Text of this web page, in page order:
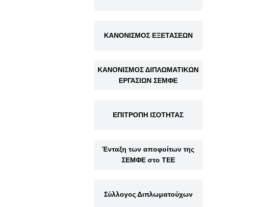
ΚΑΝΟΝΙΣΜΟΣ ΕΞΕΤΑΣΕΩΝ
ΚΑΝΟΝΙΣΜΟΣ ΔΙΠΛΩΜΑΤΙΚΩΝ
ΕΡΓΑΣΙΩΝ ΣΕΜΦΕ
ΕΠΙΤΡΟΠΗ ΙΣΟΤΗΤΑΣ
Ένταξη των αποφοίτων της
ΣΕΜΦΕ στο ΤΕΕ
Σύλλογος Διπλωματούχων